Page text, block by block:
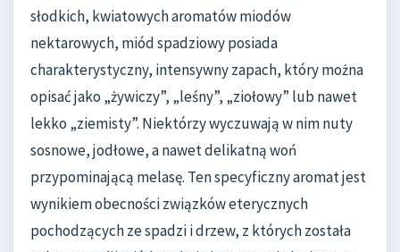
słodkich, kwiatowych aromatów miodów
nektarowych, miód spadziowy posiada
charakterystyczny, intensywny zapach, który można
opisać jako „żywiczy”, „leśny”, „ziołowy” lub nawet
lekko „ziemisty”. Niektórzy wyczuwają w nim nuty
sosnowe, jodłowe, a nawet delikatną woń
przypominającą melasę. Ten specyficzny aromat jest
wynikiem obecności związków eterycznych
pochodzących ze spadzi i drzew, z których została